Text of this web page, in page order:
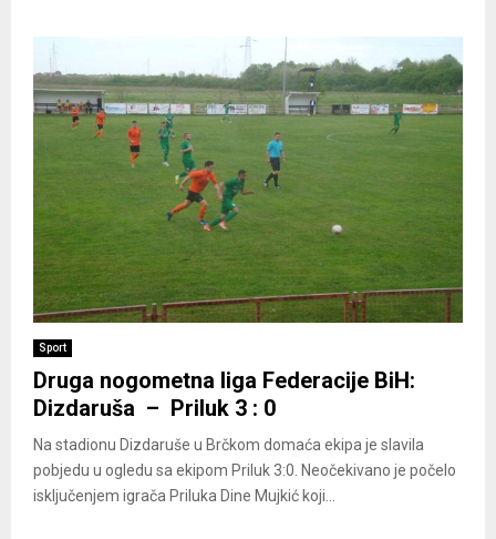
Sport
Druga nogometna liga Federacije BiH:
Dizdaruša – Priluk 3 : 0
Na stadionu Dizdaruše u Brčkom domaća ekipa je slavila
pobjedu u ogledu sa ekipom Priluk 3:0. Neočekivano je počelo
isključenjem igrača Priluka Dine Mujkić koji...